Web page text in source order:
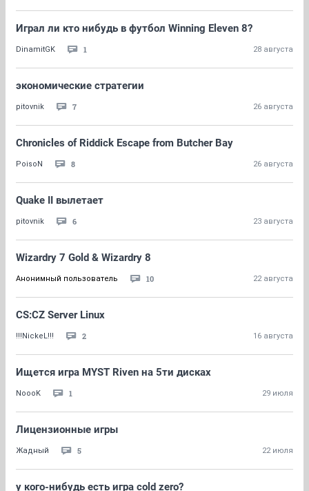
Играл ли кто нибудь в футбол Winning Eleven 8?
DinamitGK 1 28 августа
экономические стратегии
pitovnik 7 26 августа
Chronicles of Riddick Escape from Butcher Bay
PoisoN 8 26 августа
Quake II вылетает
pitovnik 6 23 августа
Wizardry 7 Gold & Wizardry 8
Анонимный пользователь 10 22 августа
CS:CZ Server Linux
!!!NickeL!!! 2 16 августа
Ищется игра MYST Riven на 5ти дисках
NoooK 1 29 июля
Лицензионные игры
Жадный 5 22 июля
у кого-нибудь есть игра cold zero?